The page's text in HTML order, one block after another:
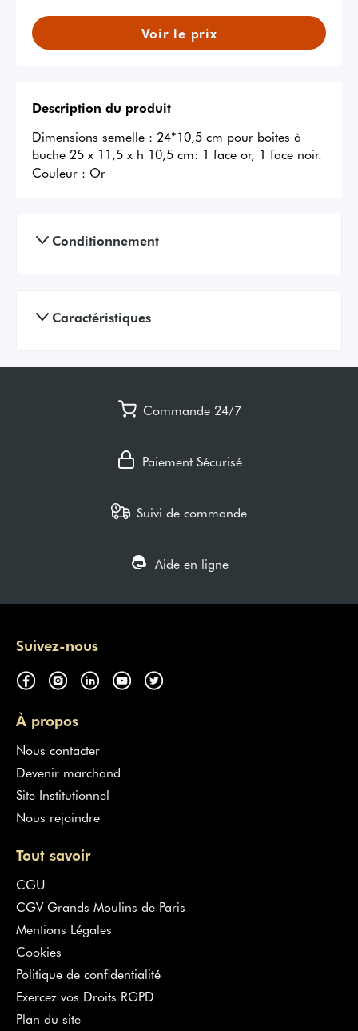
Voir le prix
Description du produit
Dimensions semelle : 24*10,5 cm pour boites à
buche 25 x 11,5 x h 10,5 cm: 1 face or, 1 face noir.
Couleur : Or
Conditionnement
Caractéristiques
Commande 24/7
Paiement Sécurisé
Suivi de commande
Aide en ligne
Suivez-nous
À propos
Nous contacter
Devenir marchand
Site Institutionnel
Nous rejoindre
Tout savoir
CGU
CGV Grands Moulins de Paris
Mentions Légales
Cookies
Politique de confidentialité
Exercez vos Droits RGPD
Plan du site